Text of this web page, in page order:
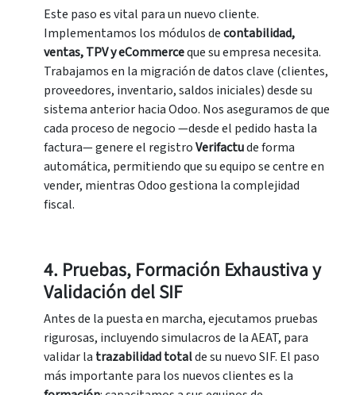
Este paso es vital para un nuevo cliente.
Implementamos los módulos decontabilidad,
ventas, TPV y eCommerceque su empresa necesita.
Trabajamos en la migración de datos clave (clientes,
proveedores, inventario, saldos iniciales) desde su
sistema anterior hacia Odoo. Nos aseguramos de que
cada proceso de negocio —desde el pedido hasta la
factura— genere el registroVerifactude forma
automática, permitiendo que su equipo se centre en
vender, mientras Odoo gestiona la complejidad
fiscal.
4. Pruebas, Formación Exhaustiva y
Validación del SIF
Antes de la puesta en marcha, ejecutamos pruebas
rigurosas, incluyendo simulacros de la AEAT, para
validar la trazabilidad totalde su nuevo SIF. El paso
más importante para los nuevos clientes es la